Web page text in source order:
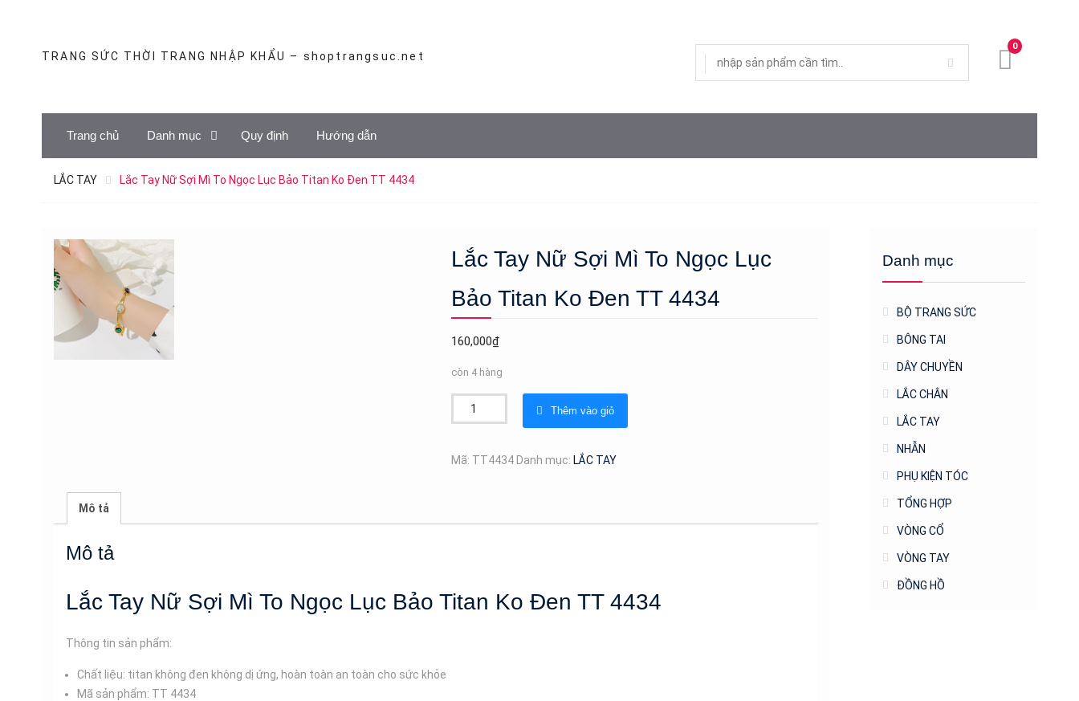
TRANG SỨC THỜI TRANG NHẬP KHẨU – shoptrangsuc.net
0
Trang chủ Danh mục Quy định Hướng dẫn
LẮC TAY Lắc Tay Nữ Sợi Mì To Ngọc Lục Bảo Titan Ko Đen TT 4434
Lắc Tay Nữ Sợi Mì To Ngọc Lục
Bảo Titan Ko Đen TT 4434
160,000₫
còn 4 hàng
Tay
Sợi
Ko
Thêm vào giỏ
Mã: TT4434 Danh mục: LẮC TAY
Mô tả
Mô tả
Lắc Tay Nữ Sợi Mì To Ngọc Lục Bảo Titan Ko Đen TT 4434
Thông tin sản phẩm:
Chất liệu: titan không đen không dị ứng, hoàn toàn an toàn cho sức khỏe
Mã sản phẩm: TT 4434
Danh mục
BỘ TRANG SỨC
BÔNG TAI
DÂY CHUYỀN
LẮC CHÂN
LẮC TAY
NHẪN
PHỤ KIỆN TÓC
TỔNG HỢP
VÒNG CỔ
VÒNG TAY
ĐỒNG HỒ